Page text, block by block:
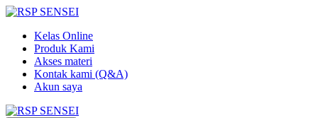
Lewati
kontenKelas Online
Produk Kami
Akses materi
Kontak kami (Q&A)
Akun saya